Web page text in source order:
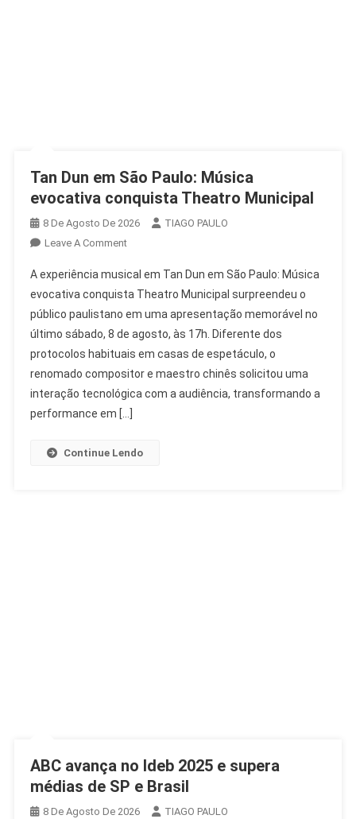
Tan Dun em São Paulo: Música
evocativa conquista Theatro Municipal
8 De Agosto De 2026
TIAGO PAULO
Leave A CommentOn
Dun
Em
São
Paulo:
Música
Evocativa
Conquista
Theatro
A experiência musical em Tan Dun em São Paulo: Música
evocativa conquista Theatro Municipal surpreendeu o
público paulistano em uma apresentação memorável no
último sábado, 8 de agosto, às 17h. Diferente dos
protocolos habituais em casas de espetáculo, o
renomado compositor e maestro chinês solicitou uma
interação tecnológica com a audiência, transformando a
performance em […]
Continue Lendo
ABC avança no Ideb 2025 e supera
médias de SP e Brasil
8 De Agosto De 2026
TIAGO PAULO